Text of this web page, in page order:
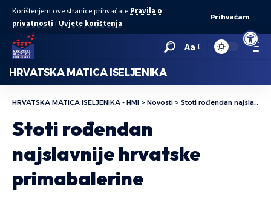
Open
Korištenjem ove stranice prihvaćate Pravila o
privatnosti i Uvjete korištenja.
Prihvaćam
Aa
HRVATSKA MATICA ISELJENIKA
HRVATSKA MATICA ISELJENIKA - HMI > Novosti > Stoti rođendan najslavnije hrvatske primabalerine
Stoti rođendan
najslavnije hrvatske
primabalerine